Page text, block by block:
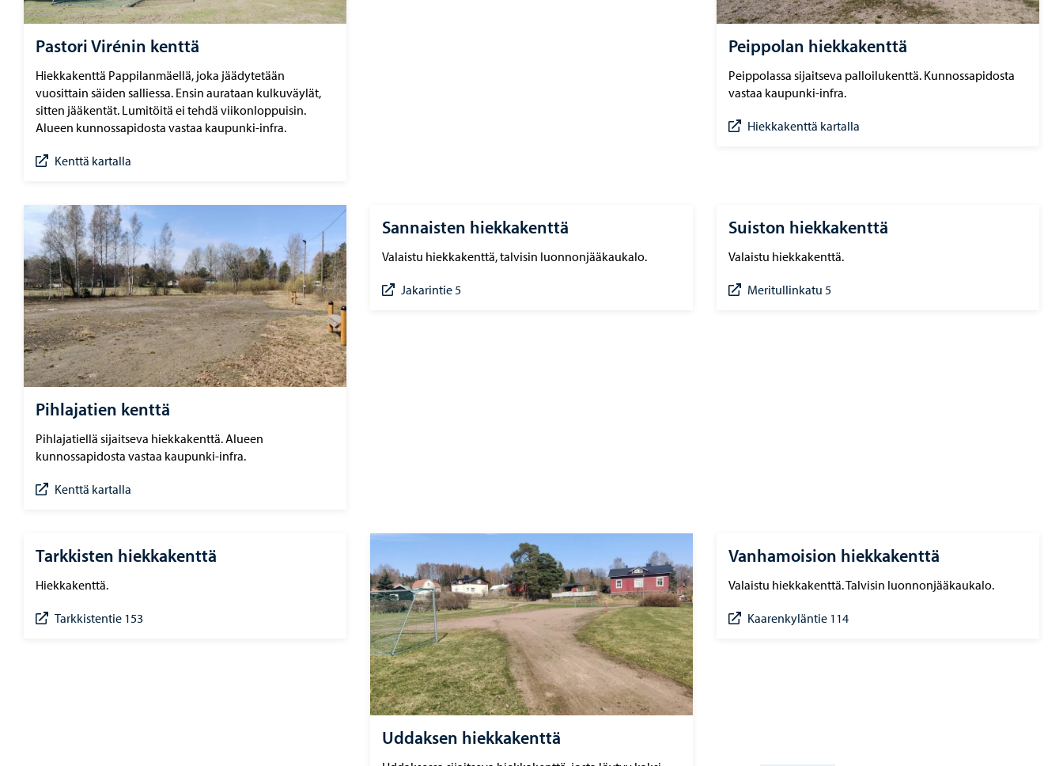
Pastori Virénin kenttä
Hiekkakenttä Pappilanmäellä, joka jäädytetään
vuosittain säiden salliessa. Ensin aurataan kulkuväylät,
sitten jääkentät. Lumitöitä ei tehdä viikonloppuisin.
Alueen kunnossapidosta vastaa kaupunki-infra.
Kenttä kartalla
Peippolan hiekkakenttä
Peippolassa sijaitseva palloilukenttä. Kunnossapidosta
vastaa kaupunki-infra.
Hiekkakenttä kartalla
Pihlajatien kenttä
Pihlajatiellä sijaitseva hiekkakenttä. Alueen
kunnossapidosta vastaa kaupunki-infra.
Kenttä kartalla
Sannaisten hiekkakenttä
Valaistu hiekkakenttä, talvisin luonnonjääkaukalo.
Jakarintie 5
Suiston hiekkakenttä
Valaistu hiekkakenttä.
Meritullinkatu 5
Tarkkisten hiekkakenttä
Hiekkakenttä.
Tarkkistentie 153
Uddaksen hiekkakenttä
Vanhamoision hiekkakenttä
Valaistu hiekkakenttä. Talvisin luonnonjääkaukalo.
Kaarenkyläntie 114